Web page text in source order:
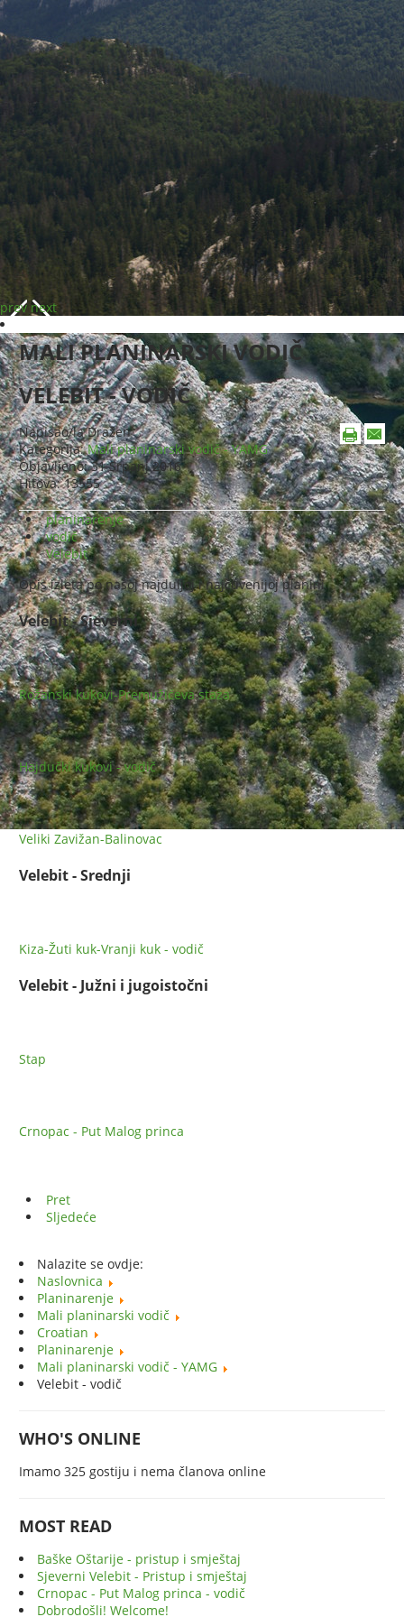
prev next
MALI PLANINARSKI VODIČ
VELEBIT - VODIČ
Napisao/laDražen
Kategorija:Mali planinarski vodič - YAMG
Objavljeno: 31 Srpanj 2016
Hitova: 13555
planinarenje
vodič
Velebit
Opis izleta po našoj najduljoj i najčuvenijoj planini.
Velebit - Sjeverni
Rožanski kukovi-Premužićeva staza
Hajdučki kukovi - vodič
Veliki Zavižan-Balinovac
Velebit - Srednji
Kiza-Žuti kuk-Vranji kuk - vodič
Velebit - Južni i jugoistočni
Stap
Crnopac - Put Malog princa
Pret
Sljedeće
Nalazite se ovdje:
Naslovnica
Planinarenje
Mali planinarski vodič
Croatian
Planinarenje
Mali planinarski vodič - YAMG
Velebit - vodič
WHO'S ONLINE
Imamo 325 gostiju i nema članova online
MOST READ
Baške Oštarije - pristup i smještaj
Sjeverni Velebit - Pristup i smještaj
Crnopac - Put Malog princa - vodič
Dobrodošli! Welcome!